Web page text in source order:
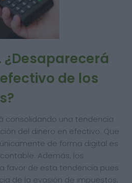
de los
consolidando una tendencia
del dinero en efectivo. Que
de forma digital es
Además, los
favor de esta tendencia pues
de la evasión de impuestos,